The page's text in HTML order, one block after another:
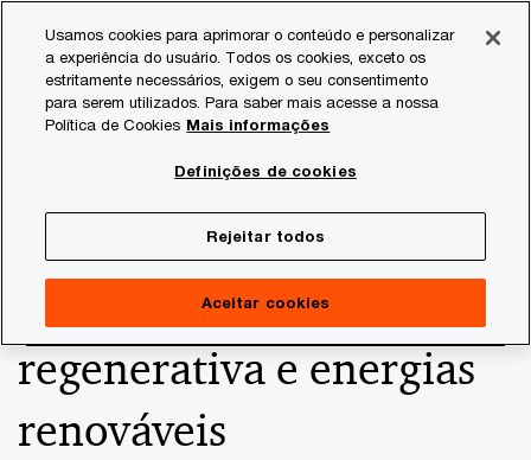
content
footer
Consultoria
Yara reforça
compromisso com
inovações em agricultura
regenerativa e energias
renováveis
Usamos cookies para aprimorar o conteúdo e personalizar
a experiência do usuário. Todos os cookies, exceto os
estritamente necessários, exigem o seu consentimento
para serem utilizados. Para saber mais acesse a nossa
Política de Cookies Mais informações
Definições de cookies
Rejeitar todos
Aceitar cookies